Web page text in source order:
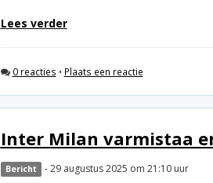
Lees verder
0 reacties • Plaats een reactie
Inter Milan varmistaa
Bericht - 29 augustus 2025 om 21:10 uur